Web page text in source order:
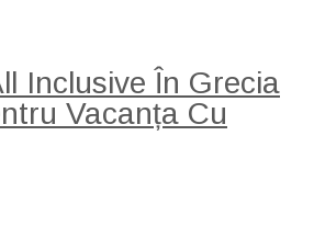
Inclusive În Grecia
Vacanța Cu